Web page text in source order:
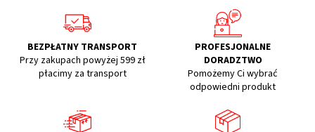
BEZPŁATNY TRANSPORT
Przy zakupach powyżej 599 zł
płacimy za transport
PROFESJONALNE
DORADZTWO
Pomożemy Ci wybrać
odpowiedni produkt